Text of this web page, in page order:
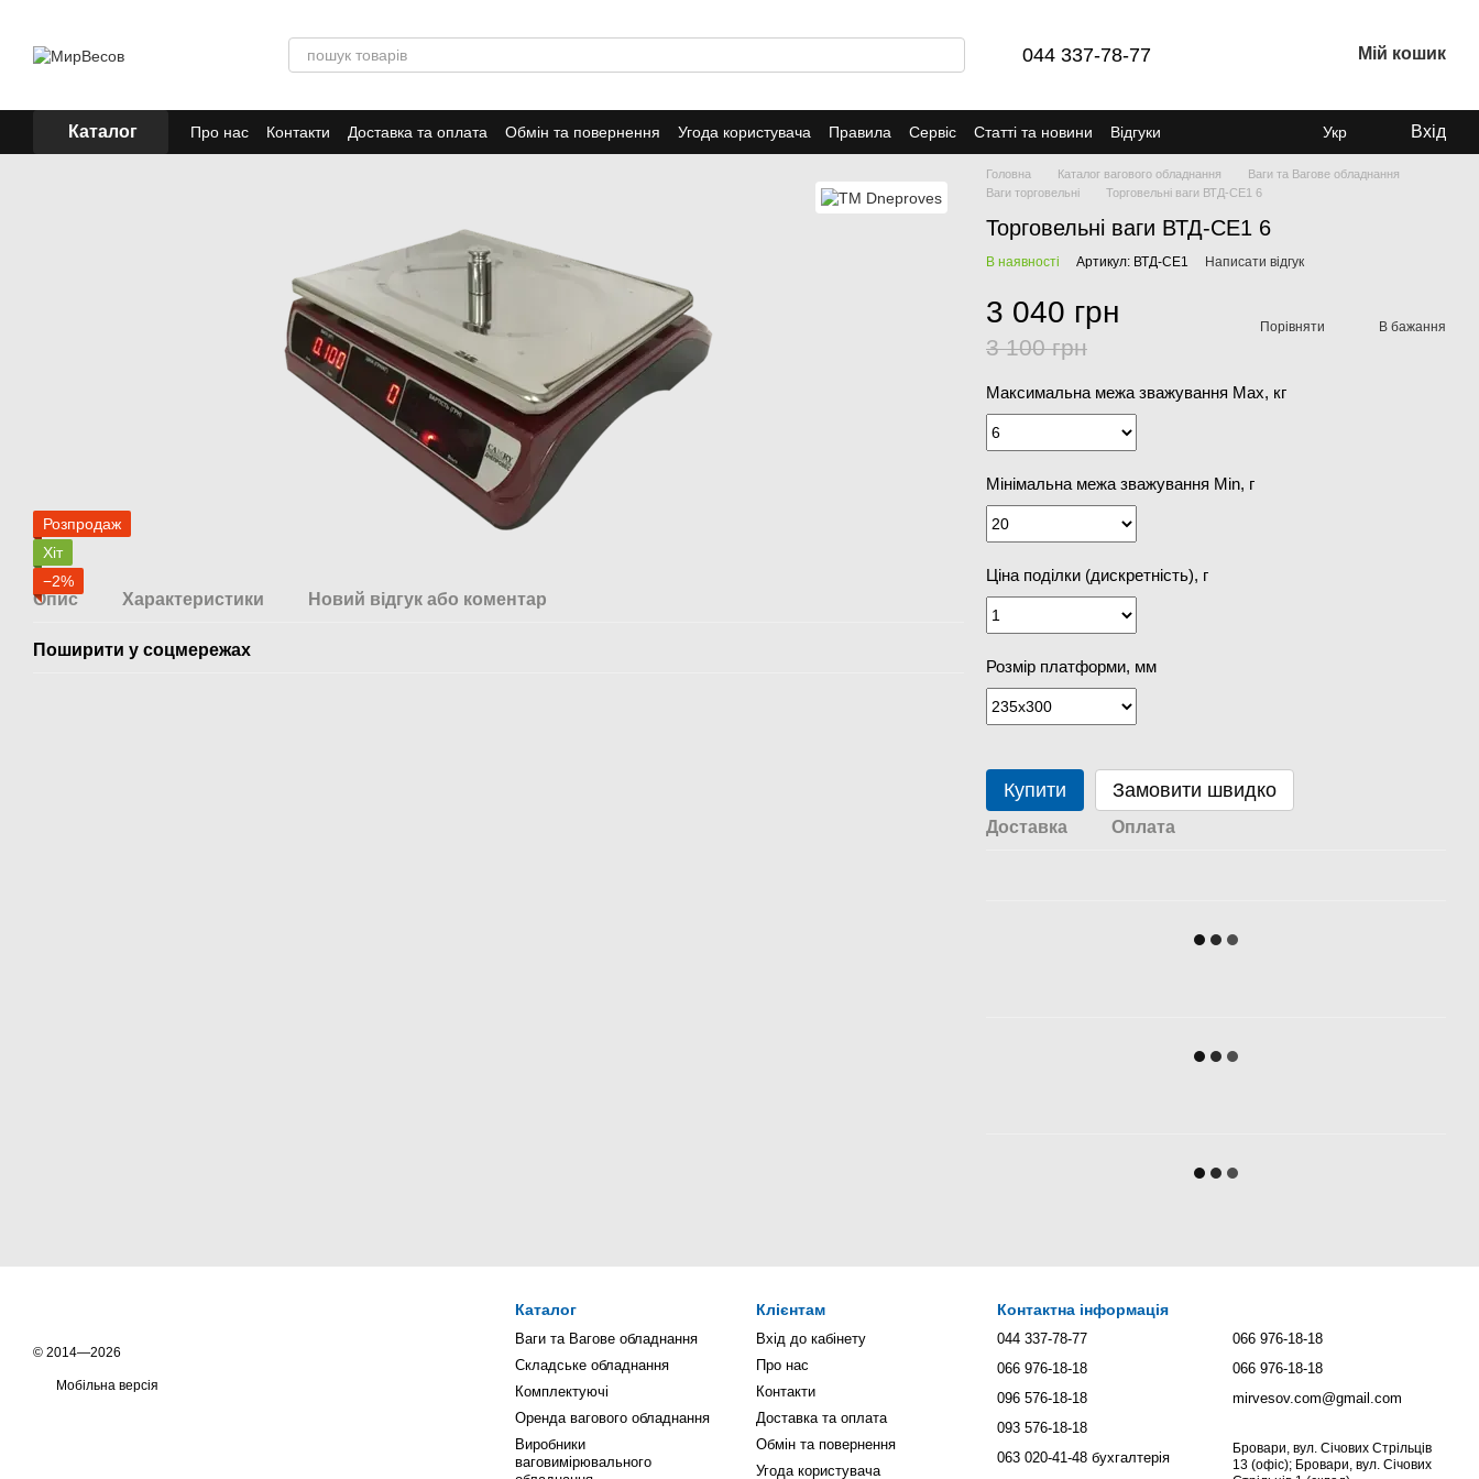
044 337-78-77 Мій кошик
Каталог Про нас Контакти Доставка та оплата Обмін та повернення Угода користувача Правила Сервіс Статті та новини
Відгуки
Акції
Укр Вхід
Розпродаж
Хіт
−2%
Опис Характеристики Новий відгук або коментар
Поширити у соцмережах
Головна Каталог вагового обладнання
Ваги та Вагове обладнання
Ваги торговельні
Торговельні ваги ВТД-СЕ1 6
Торговельні ваги ВТД-СЕ1 6
В наявності Артикул: ВТД-СЕ1 Написати відгук
3 040 грн
3 100 грн
Порівняти В бажання
Максимальна межа зважування Мах, кг
Мінімальна межа зважування Min, г
Ціна поділки (дискретність), г
Розмір платформи, мм
Купити Замовити швидко
Доставка Оплата
© 2014—2026
Мобільна версія
Каталог
Ваги та Вагове обладнання
Складське обладнання
Комплектуючі
Оренда вагового обладнання
Виробники
ваговимірювального
Клієнтам
Вхід до кабінету
Про нас
Контакти
Доставка та оплата
Обмін та повернення
Угода користувача
Контактна інформація
044 337-78-77
066 976-18-18
096 576-18-18
093 576-18-18
063 020-41-48 бухгалтерія
066 976-18-18
066 976-18-18
mirvesov.com@gmail.com
Бровари, вул. Січових Стрільців
13 (офіс); Бровари, вул. Січових